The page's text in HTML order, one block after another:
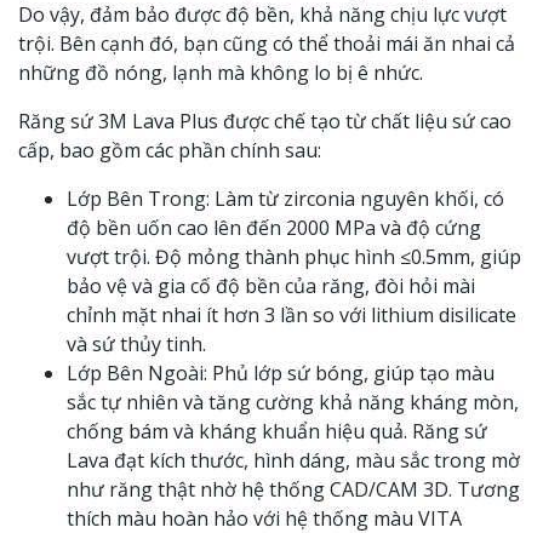
Do vậy, đảm bảo được độ bền, khả năng chịu lực vượt
trội. Bên cạnh đó, bạn cũng có thể thoải mái ăn nhai cả
những đồ nóng, lạnh mà không lo bị ê nhức.
Răng sứ 3M Lava Plus được chế tạo từ chất liệu sứ cao
cấp, bao gồm các phần chính sau:
Lớp Bên Trong: Làm từ zirconia nguyên khối, có
độ bền uốn cao lên đến 2000 MPa và độ cứng
vượt trội. Độ mỏng thành phục hình ≤0.5mm, giúp
bảo vệ và gia cố độ bền của răng, đòi hỏi mài
chỉnh mặt nhai ít hơn 3 lần so với lithium disilicate
và sứ thủy tinh.
Lớp Bên Ngoài: Phủ lớp sứ bóng, giúp tạo màu
sắc tự nhiên và tăng cường khả năng kháng mòn,
chống bám và kháng khuẩn hiệu quả. Răng sứ
Lava đạt kích thước, hình dáng, màu sắc trong mờ
như răng thật nhờ hệ thống CAD/CAM 3D. Tương
thích màu hoàn hảo với hệ thống màu VITA